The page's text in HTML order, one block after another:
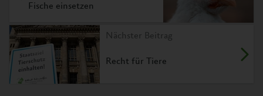
Fische einsetzen
Nächster Beitrag
Recht für Tiere